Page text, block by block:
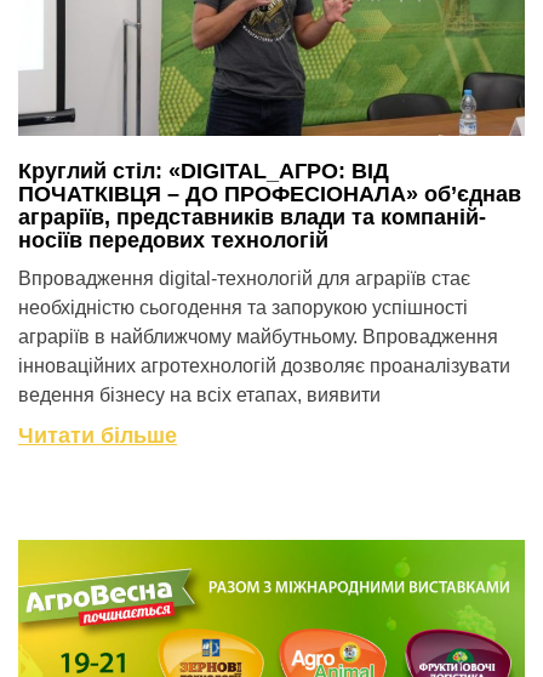
Круглий стіл: «DIGITAL_АГРО: ВІД
ПОЧАТКІВЦЯ – ДО ПРОФЕСІОНАЛА» об’єднав
аграріїв, представників влади та компаній-
носіїв передових технологій
Впровадження digital-технологій для аграріїв стає
необхідністю сьогодення та запорукою успішності
аграріїв в найближчому майбутньому. Впровадження
інноваційних агротехнологій дозволяє проаналізувати
ведення бізнесу на всіх етапах, виявити
Читати більше